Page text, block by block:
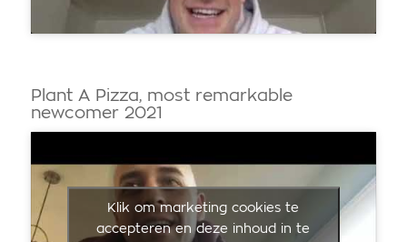
Plant A Pizza, most remarkable
newcomer 2021
Klik om marketing cookies te
accepteren en deze inhoud in te